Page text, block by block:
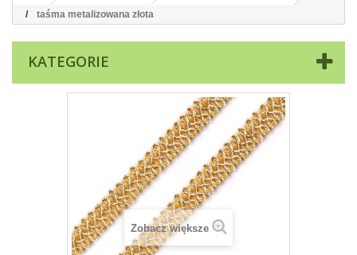
taśma metalizowana złota
KATEGORIE
Zobacz większe